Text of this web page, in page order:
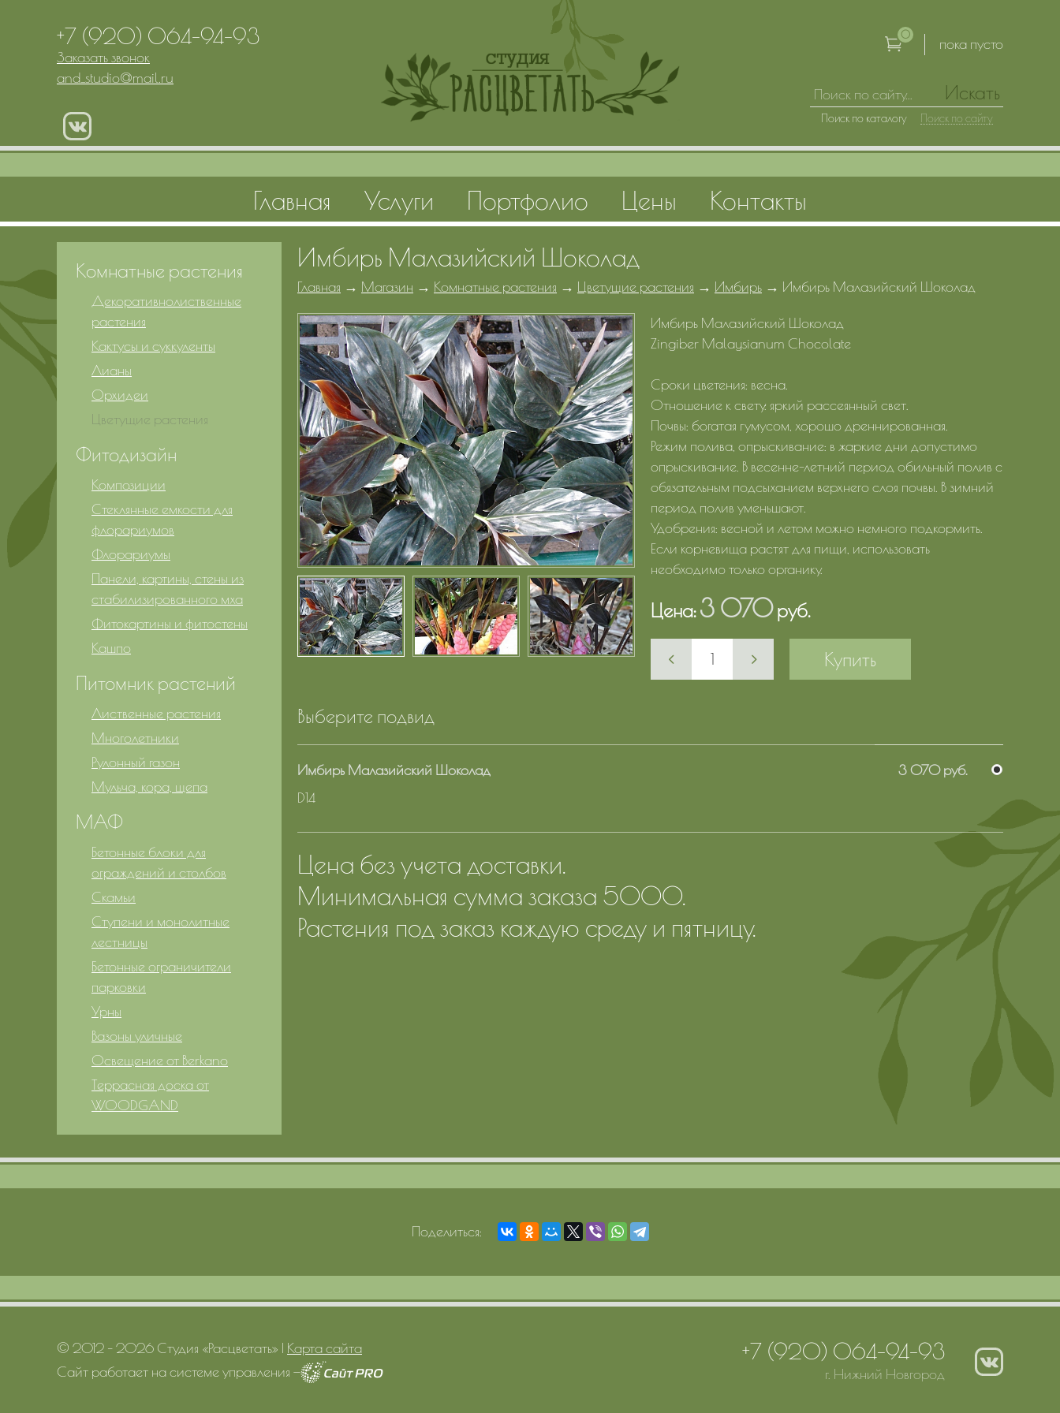
Имбирь Малазийский Шоколад
Главная → Магазин → Комнатные растения → Цветущие растения → Имбирь → Имбирь Малазийский Шоколад
Имбирь Малазийский Шоколад
Zingiber Malaysianum Chocolate
Сроки цветения: весна.
Отношение к свету: яркий рассеянный свет.
Почвы: богатая гумусом, хорошо дреннированная.
Режим полива, опрыскивание: в жаркие дни допустимо
опрыскивание. В весенне-летний период обильный полив с
обязательным подсыханием верхнего слоя почвы. В зимний
период полив уменьшают.
Удобрения: весной и летом можно немного подкормить.
Если корневища растят для пищи, использовать
необходимо только органику.
Цена:3 070руб.
Купить
Выберите подвид
Имбирь Малазийский Шоколад
D14
3 070 руб.
Цена без учета доставки.
Минимальная сумма заказа 5000.
Растения под заказ каждую среду и пятницу.
Комнатные растения
Декоративнолиственные
растения
Кактусы и суккуленты
Лианы
Орхидеи
Цветущие растения
Фитодизайн
Композиции
Стеклянные емкости для
флорариумов
Флорариумы
Панели, картины, стены из
стабилизированного мха
Фитокартины и фитостены
Кашпо
Питомник растений
Лиственные растения
Многолетники
Рулонный газон
Мульча, кора, щепа
МАФ
Бетонные блоки для
ограждений и столбов
Скамьи
Ступени и монолитные
лестницы
Бетонные ограничители
парковки
Урны
Вазоны уличные
Освещение от Berkano
Террасная доска от
WOODGAND
Поделиться:
© 2012 – 2026 Студия «Расцветать» | Карта сайта
Сайт работает на системе управления —
+7 (920) 064-94-93
г. Нижний Новгород
+7 (920) 064-94-93
Заказать звонок
and_studio@mail.ru
0
пока пусто
Искать
Поиск по каталогу Поиск по сайту
Главная Услуги Портфолио Цены Контакты